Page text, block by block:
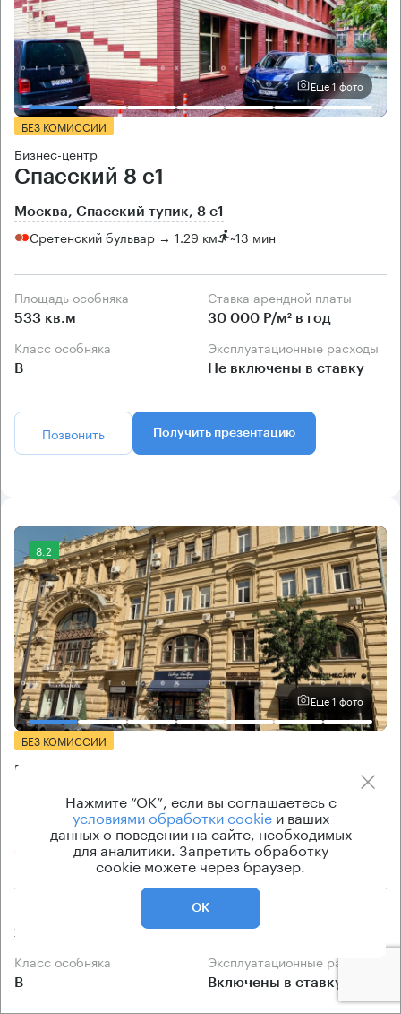
Еще 1 фото
БЕЗ КОМИССИИ
Бизнес-центр
Спасский 8 с1
Москва, Спасский тупик, 8 с1
Сретенский бульвар → 1.29 км ~13 мин
Площадь особняка
533 кв.м
Ставка арендной платы
30 000 Р/м² в год
Класс особняка
B
Эксплуатационные расходы
Не включены в ставку
Позвонить Получить презентацию
8.2
Еще 1 фото
БЕЗ КОМИССИИ
Бизнес-центр
Москва, улица Кузнецкий Мост, 19 с1
Сретенский бульвар → 1.12 км ~11 мин
220 кв.м 43 700 Р/м² в год
Класс особняка
B
Эксплуатационные расходы
Включены в ставку
Нажмите “ОК”, если вы соглашаетесь с
условиями обработки cookieи ваших
данных о поведении на сайте, необходимых
для аналитики. Запретить обработку
cookie можете через браузер.
ОК